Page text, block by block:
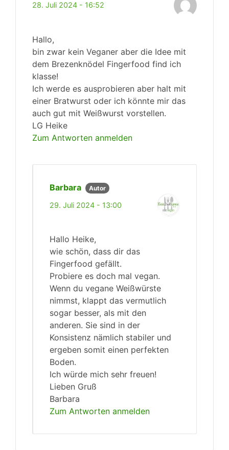
28. Juli 2024 - 16:52
Hallo,
bin zwar kein Veganer aber die Idee mit
dem Brezenknödel Fingerfood find ich
klasse!
Ich werde es ausprobieren aber halt mit
einer Bratwurst oder ich könnte mir das
auch gut mit Weißwurst vorstellen.
LG Heike
Zum Antworten anmelden
Barbara Autor
29. Juli 2024 - 13:00
Hallo Heike,
wie schön, dass dir das
Fingerfood gefällt.
Probiere es doch mal vegan.
Wenn du vegane Weißwürste
nimmst, klappt das vermutlich
sogar besser, als mit den
anderen. Sie sind in der
Konsistenz nämlich stabiler und
ergeben somit einen perfekten
Boden.
Ich würde mich sehr freuen!
Lieben Gruß
Barbara
Zum Antworten anmelden